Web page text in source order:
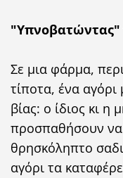
"Υπνοβατώντας"
Σε μια φάρμα,
τίποτα, ένα αγόρι
βίας: ο ίδιος κι η
προσπαθήσουν
θρησκόληπτο
αγόρι τα